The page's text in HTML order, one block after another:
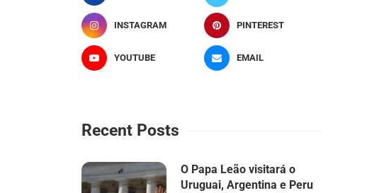
INSTAGRAM PINTEREST
YOUTUBE EMAIL
Recent Posts
O Papa Leão visitará o
Uruguai, Argentina e Peru